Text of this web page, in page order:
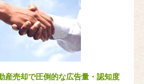
産売却で圧倒的な広告量・認知度